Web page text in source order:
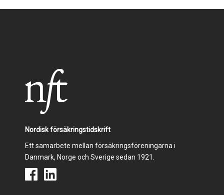
Nordisk försäkringstidskrift
Ett samarbete mellan försäkringsföreningarna i
Danmark, Norge och Sverige sedan 1921.